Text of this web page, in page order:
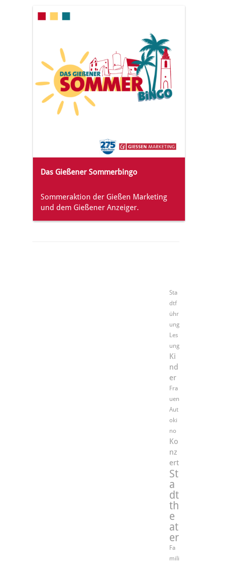
Das Gießener Sommerbingo
Sommeraktion der Gießen Marketing
und dem Gießener Anzeiger.
Sta
dtf
ühr
ung
Les
ung
Ki
nd
er
Fra
uen
Aut
oki
no
Ko
nz
ert
St
a
dt
th
e
at
er
Fa
mili